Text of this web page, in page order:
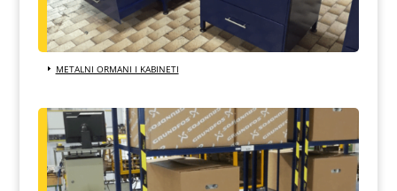
METALNI ORMANI I KABINETI